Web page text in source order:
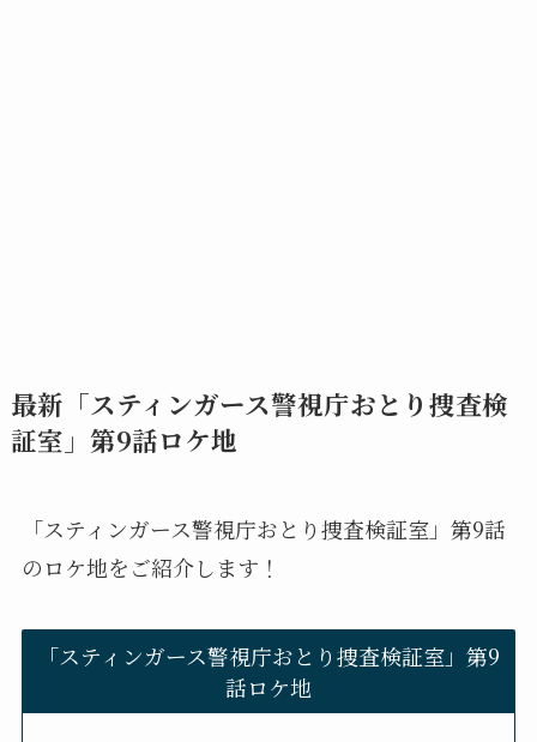
最新「スティンガース警視庁おとり捜査検
証室」第9話ロケ地
「スティンガース警視庁おとり捜査検証室」第9話
のロケ地をご紹介します！
「スティンガース警視庁おとり捜査検証室」第9
話ロケ地